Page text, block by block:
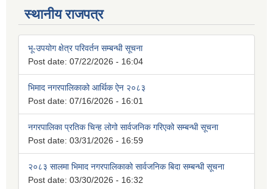
स्थानीय राजपत्र
भू-उपयोग क्षेत्र परिवर्तन सम्बन्धी सूचना
Post date: 07/22/2026 - 16:04
भिमाद नगरपालिकाको आर्थिक ऐन २०८३
Post date: 07/16/2026 - 16:01
नगरपालिका प्रतिक चिन्ह लोगो सार्वजनिक गरिएको सम्बन्धी सूचना
Post date: 03/31/2026 - 16:59
२०८३ सालमा भिमाद नगरपालिकाको सार्वजनिक बिदा सम्बन्धी सूचना
Post date: 03/30/2026 - 16:32